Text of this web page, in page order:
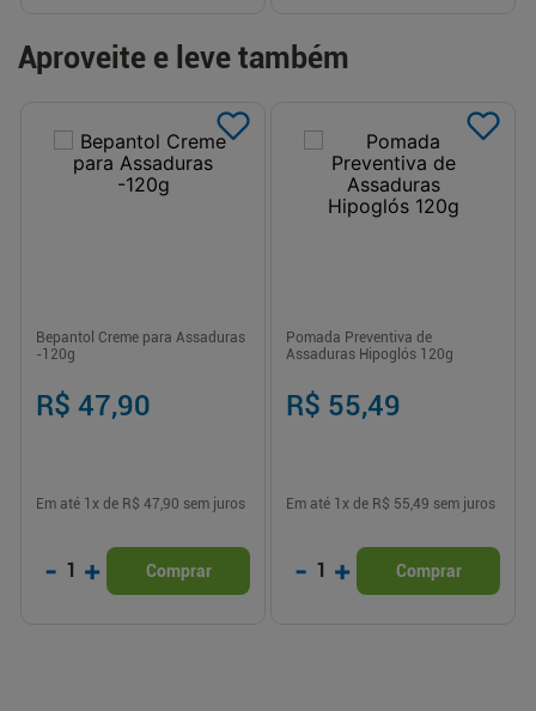
Aproveite e leve também
Bepantol Creme para Assaduras
-120g
R$ 47,90
Em até 1 x de R$ 47,90 sem juros
- 1 + Comprar
Pomada Preventiva de
Assaduras Hipoglós 120g
R$ 55,49
Em até 1 x de R$ 55,49 sem juros
- 1 + Comprar